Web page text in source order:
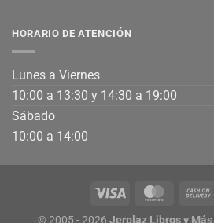
HORARIO DE ATENCIÓN
Lunes a Viernes
10:00 a 13:30 y 14:30 a 19:00
Sábado
10:00 a 14:00